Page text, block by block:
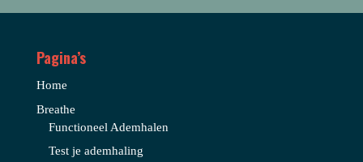
Pagina’s
Home
Breathe
Functioneel Ademhalen
Test je ademhaling